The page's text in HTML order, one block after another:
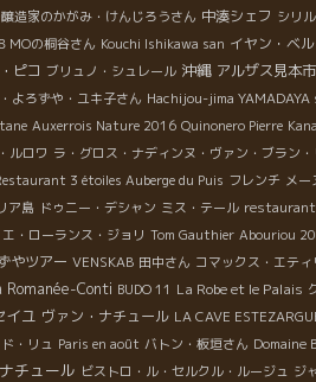
造家のかがみ・けんじろうさん 中湊シェフ シリル
ＢＭОの桐谷さん Kouchi Ishikawa san イヤン・ベ
ピコ ブリュノ・シュレール 沖縄 アルザス見本
よろずや・ユキ子さん Hachijou-jima YAMADAYA
Auxerrois Nature 2016 Quinonero Pierre
ルロワ ラ・グロス・ナディンヌ・ヴァン・ブラン
3 étoiles Auberge du Puis フレンチ メー
ア島 ドゥニー・デシャン ミス・テール restaurant
・ローランス・ジョリ Tom Gauthier Abouriou
やツアー VENSKAB 田中さん コマックス・エティ
Romanée-Conti BUDO 11 La Robe et le Palais
イユ ヴァン・ナチュール LA CAVE
・リュ Paris en août バトン・板垣さん Domaine
チュール ビストロ・ル・セルクル・ルージュ ジ